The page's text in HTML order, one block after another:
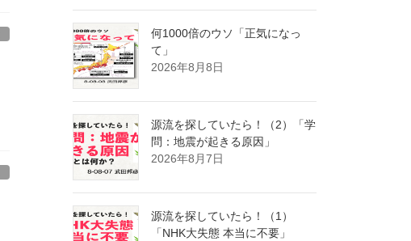
何1000倍のウソ「正気になっ
て」
2026年8月8日
源流を探していたら！（2）「学
問：地震が起きる原因」
2026年8月7日
源流を探していたら！（1）
「NHK大失態 本当に不要」